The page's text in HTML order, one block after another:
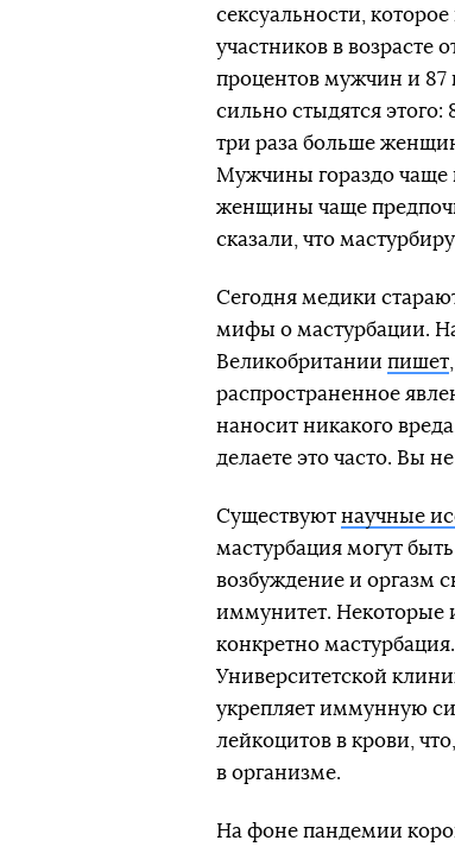
сексуальности,
участников в возрасте
процентов мужчин и
сильно стыдятся
три раза больше
Мужчины гораздо чаще
женщины чаще
сказали, что
Сегодня медики
мифы о мастурбации.
Великобритании пишет
распространенное
наносит никакого
делаете это часто. Вы
Существуют научные
мастурбация могут
возбуждение и оргазм
иммунитет. Некоторые
конкретно
Университетской
укрепляет иммунную
лейкоцитов в крови,
в организме.
На фоне пандемии